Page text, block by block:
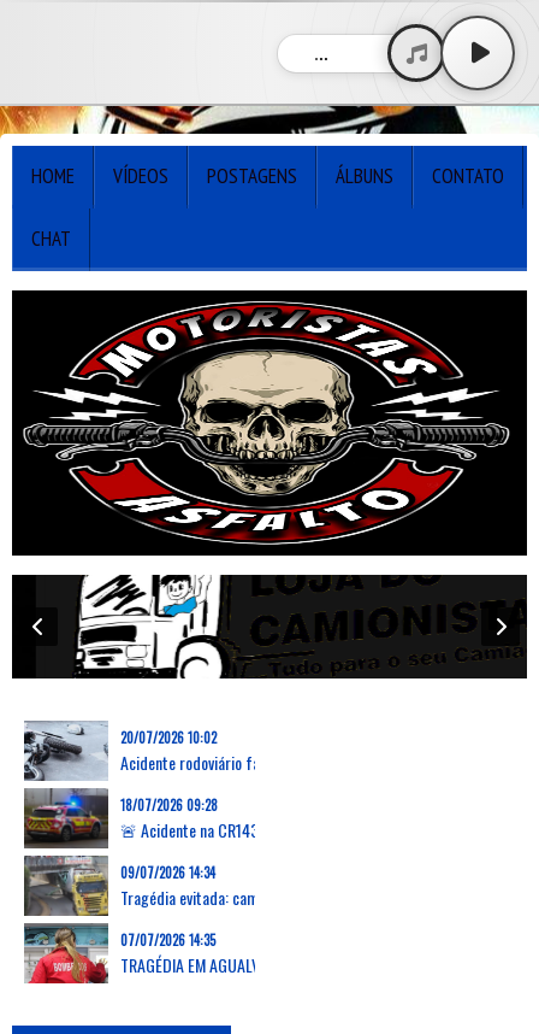
...
HOME VÍDEOS POSTAGENS ÁLBUNS CONTATO
CHAT
20/07/2026 10:02
18/07/2026 09:28
09/07/2026 14:34
07/07/2026 14:35